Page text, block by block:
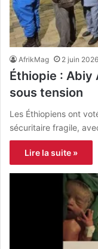
AfrikMag 2 juin 2026
Éthiopie : Abiy
sous tension
Les Éthiopiens ont
sécuritaire fragile,
Lire la suite »